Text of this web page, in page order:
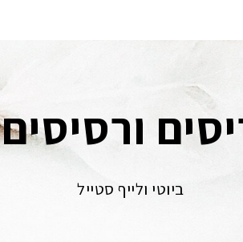
ורסיסים
ביוטי ולייף סטייל